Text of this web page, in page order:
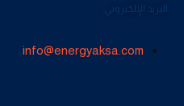
البريد الإلكتروني:
info@energyaksa.com